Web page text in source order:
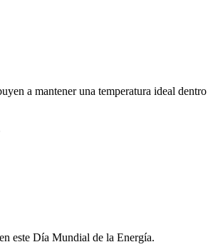
a mantener una temperatura ideal dentro
este Día Mundial de la Energía.